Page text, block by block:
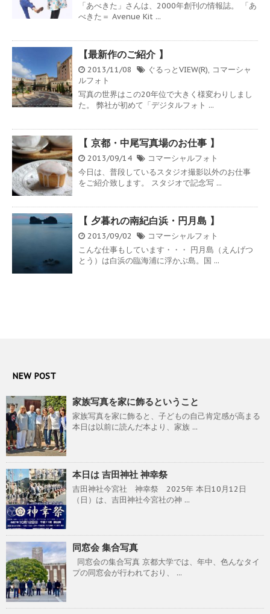
「あべきた」さんは、2000年創刊の情報誌。 「あ
べきた＝ Avenue Kit ...
【最新作のご紹介 】
2013/11/08 ぐるっとVIEW(R), コマーシャ
ルフォト
写真の世界はこの20年位で大きく様変わりしまし
た。 弊社が初めて「デジタルフォト ...
【 京都・中尾写真場のお仕事 】
2013/09/14
コマーシャルフォト
今日は、普段しているスタジオ撮影以外のお仕事
をご紹介致します。 スタジオで記念写 ...
【 夕暮れの南紀白浜・円月島 】
2013/09/02
コマーシャルフォト
こんな仕事もしています・・・ 円月島（えんげつ
とう）は白浜の臨海浦に浮かぶ島。国 ...
NEW POST
家族写真を家に飾るということ
家族写真を家に飾ると、子どもの自己肯定感が高まる
本日は以前に読んだ本より、家族 ...
本日は 吉田神社 神幸祭
吉田神社今宮社 神幸祭 2025年 本日10月12日
（日）は、吉田神社今宮社の神 ...
同窓会 集合写真
同窓会の集合写真 京都大学では、年中、色んなタイ
プの同窓会が行われており、 ...